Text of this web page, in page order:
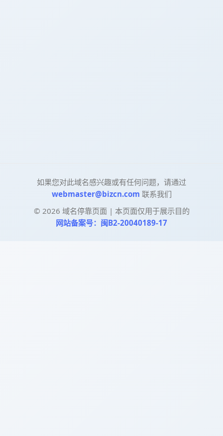
如果您对此域名感兴趣或有任何问题，请通过
webmaster@bizcn.com 联系我们
© 2026 域名停靠页面 | 本页面仅用于展示目的
网站备案号：闽B2-20040189-17